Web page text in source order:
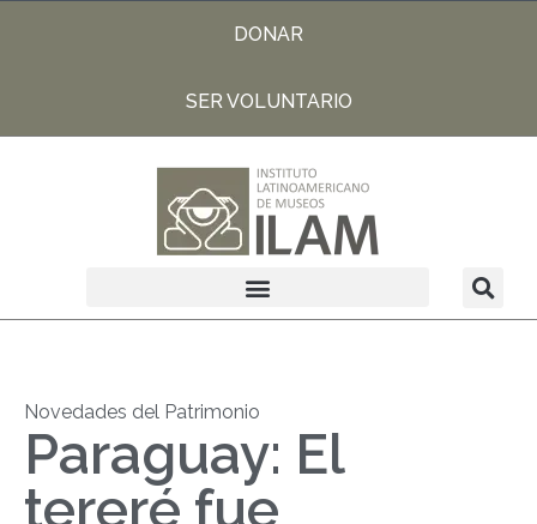
DONAR
SER VOLUNTARIO
Novedades del Patrimonio
Paraguay: El
tereré fue